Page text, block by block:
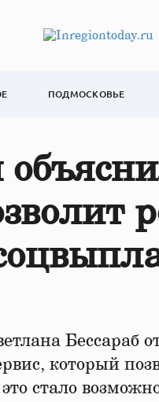
ПОДМОСКОВЬЕ
Бессараб
который
стало